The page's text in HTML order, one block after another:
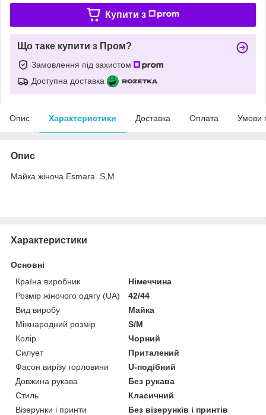
Купити з
Що таке купити з Пром?
Замовлення під захистом
Доступна доставка
Опис Характеристики Доставка Оплата Умови
Опис
Майка жіноча Esmara. S,M
Характеристики
Основні
Країна виробник
Німеччина
Розмір жіночого одягу (UA)
42/44
Вид виробу
Майка
Міжнародний розмір
S/M
Колір
Чорний
Силует
Приталений
Фасон вирізу горловини
U-подібний
Довжина рукава
Без рукава
Стиль
Класичний
Візерунки і принти
Без візерунків і принтів